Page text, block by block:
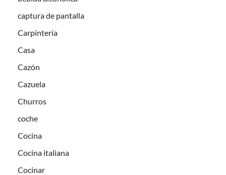
captura de pantalla
Carpintería
Casa
Cazón
Cazuela
Churros
coche
Cocina
Cocina italiana
Cocinar